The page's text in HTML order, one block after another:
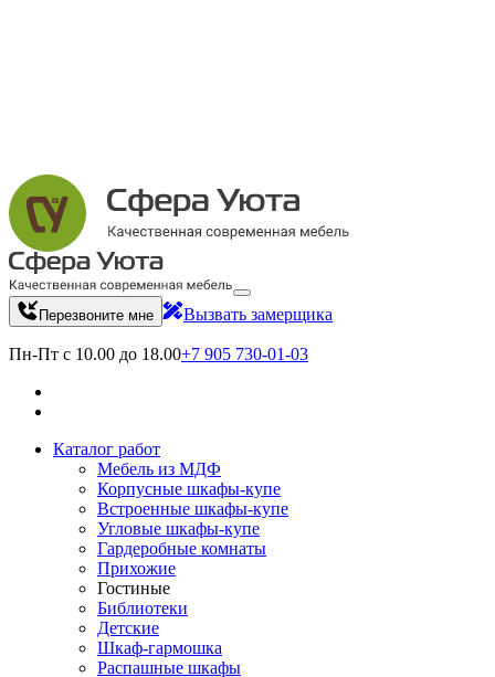
Перезвоните мне Вызвать замерщика
Пн-Пт с 10.00 до 18.00+7 905 730-01-03
Каталог работ
Мебель из МДФ
Корпусные шкафы-купе
Встроенные шкафы-купе
Угловые шкафы-купе
Гардеробные комнаты
Прихожие
Гостиные
Библиотеки
Детские
Шкаф-гармошка
Распашные шкафы